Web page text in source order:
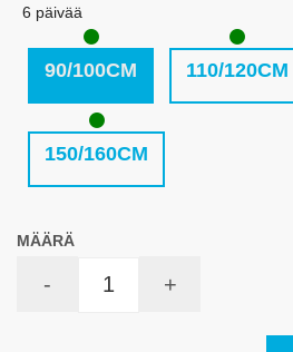
6 päivää
90/100CM 110/120CM
150/160CM
MÄÄRÄ
- +